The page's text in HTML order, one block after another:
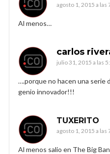
agosto 1, 2015 a las
Al menos…
carlos
julio 31, 2015 a las
….porque no hacen una serie
genio innovador!!!
TUXERITO
agosto 1, 2015 a las
Al menos salio en The Big